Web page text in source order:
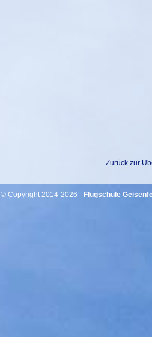
Zurück zur
© Copyright 2014-2026 - Flugschule